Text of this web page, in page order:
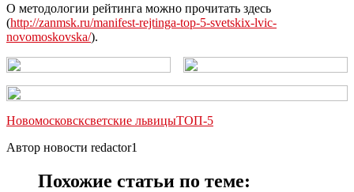
О методологии рейтинга можно прочитать здесь
(http://zanmsk.ru/manifest-rejtinga-top-5-svetskix-lvic-
novomoskovska/).
Новомосковсксветские львицыТОП-5
Автор новости redactor1
Похожие статьи по теме: